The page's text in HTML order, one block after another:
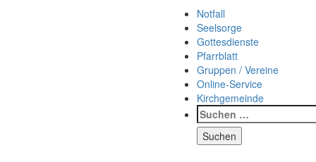
Notfall
Seelsorge
Gottesdienste
Pfarrblatt
Gruppen / Vereine
Online-Service
Kirchgemeinde
Suchen
nach: